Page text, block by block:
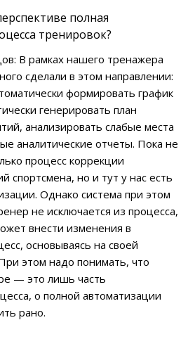
полная
тренировок?
В рамках нашего тренажера
сделали в этом направлении:
формировать график
генерировать план
анализировать слабые места
аналитические отчеты. Пока не
процесс коррекции
спортсмена, но и тут у нас есть
Однако система при этом
не исключается из процесса,
внести изменения в
основываясь на своей
этом надо понимать, что
— это лишь часть
о полной автоматизации
рано.